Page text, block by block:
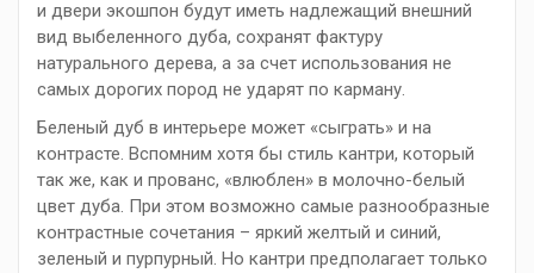
и двери экошпон будут иметь надлежащий внешний
вид выбеленного дуба, сохранят фактуру
натурального дерева, а за счет использования не
самых дорогих пород не ударят по карману.
Беленый дуб в интерьере может «сыграть» и на
контрасте. Вспомним хотя бы стиль кантри, который
так же, как и прованс, «влюблен» в молочно-белый
цвет дуба. При этом возможно самые разнообразные
контрастные сочетания – яркий желтый и синий,
зеленый и пурпурный. Но кантри предполагает только